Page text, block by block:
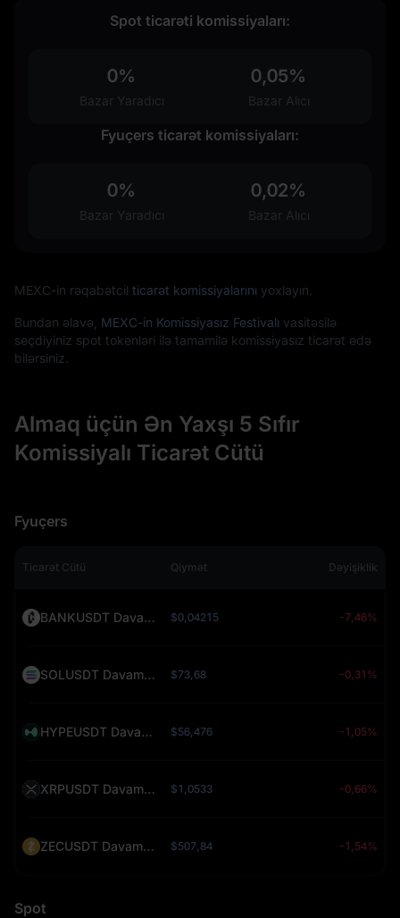
Spot ticarəti komissiyaları:
0%
Bazar Yaradıcı
0,05%
Bazar Alıcı
Fyuçers ticarət komissiyaları:
0%
Bazar Yaradıcı
0,02%
Bazar Alıcı
MEXC-in rəqabətcil ticarət komissiyalarını yoxlayın.
Bundan əlavə, MEXC-in Komissiyasız Festivalı vasitəsilə
seçdiyiniz spot tokenləri ilə tamamilə komissiyasız ticarət edə
bilərsiniz.
Almaq üçün Ən Yaxşı 5 Sıfır
Komissiyalı Ticarət Cütü
Fyuçers
Ticarət Cütü Qiymət Dəyişiklik
BANKUSDT Davamlı (BANK) $0,04215 -7,46%
SOLUSDT Davamlı (SOL) $73,68 -0,31%
HYPEUSDT Davamlı (HYPE) $56,476 -1,05%
XRPUSDT Davamlı (XRP) $1,0533 -0,66%
ZECUSDT Davamlı (ZEC) $507,84 -1,54%
Spot